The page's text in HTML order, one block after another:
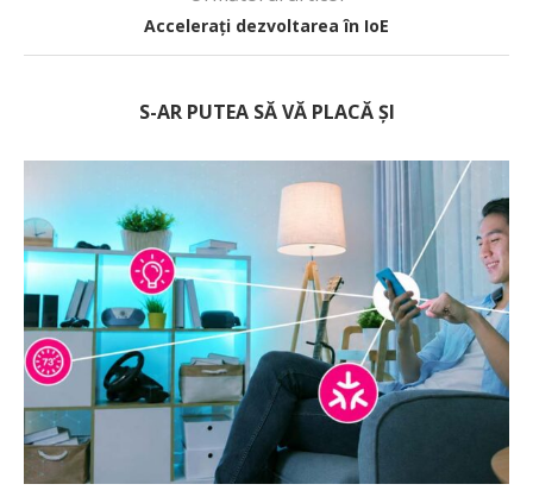
Accelerați dezvoltarea în IoE
S-AR PUTEA SĂ VĂ PLACĂ ȘI